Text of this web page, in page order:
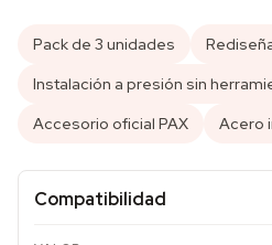
Pack de 3 unidades
Instalación a presión sin
Accesorio oficial PAX
Acero
Compatibilidad